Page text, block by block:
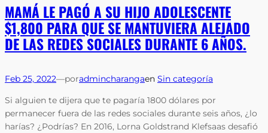
MAMÁ LE PAGÓ A SU HIJO ADOLESCENTE
$1,800 PARA QUE SE MANTUVIERA ALEJADO
DE LAS REDES SOCIALES DURANTE 6 AÑOS.
Feb 25, 2022—poradmincharangaen Sin categoría
Si alguien te dijera que te pagaría 1800 dólares por
permanecer fuera de las redes sociales durante seis años, ¿lo
harías? ¿Podrías? En 2016, Lorna Goldstrand Klefsaas desafió